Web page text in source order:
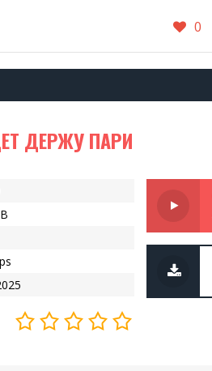
0
ДЕРЖУ ПАРИ